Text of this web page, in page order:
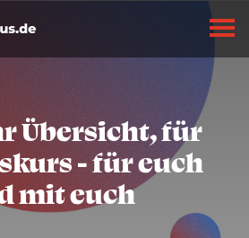
Übersicht, für
- für euch
mit euch